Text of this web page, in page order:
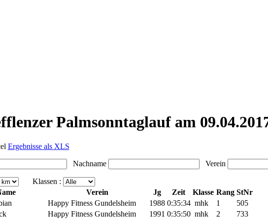
Palmsonntaglauf am
Ergebnisse als XLS
Nachname Verein
Klassen :
Verein Jg Zeit Klasse Rang StNr
Happy Fitness Gundelsheim 1988 0:35:34 mhk 1
505
Happy Fitness Gundelsheim 1991 0:35:50 mhk 2
733